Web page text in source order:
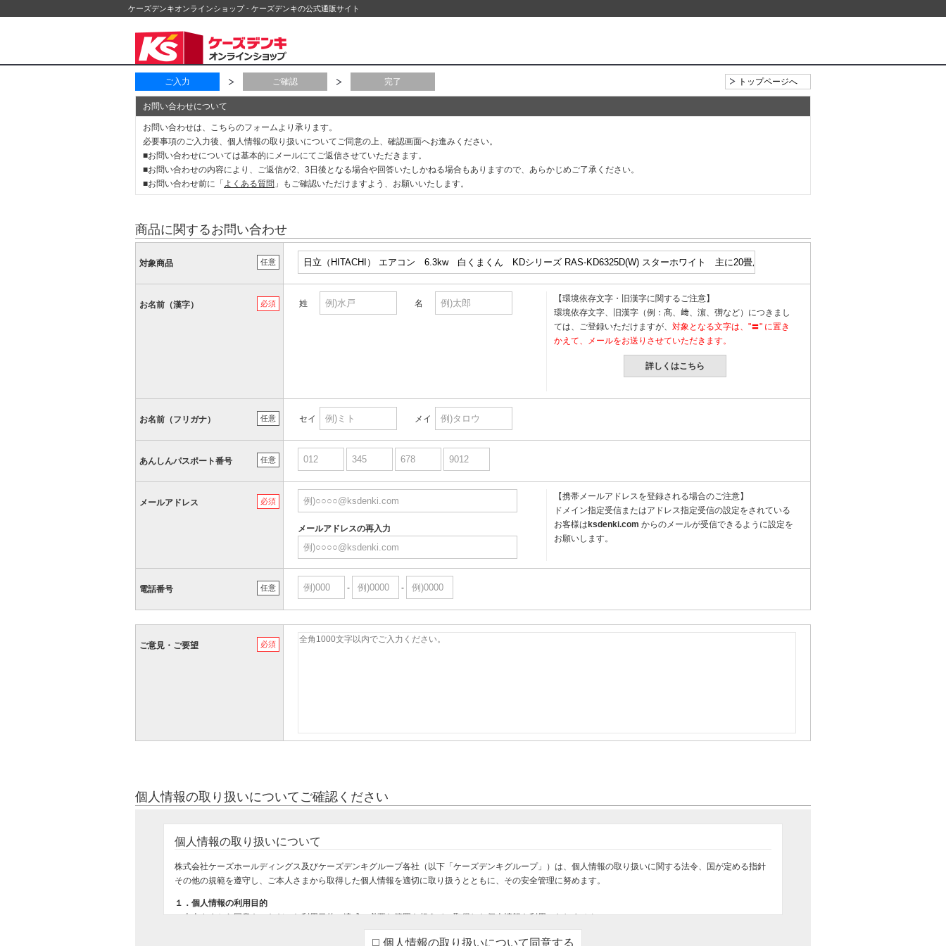
ケーズデンキオンラインショップ - ケーズデンキの公式通販サイト
ご入力 ご確認 完了 トップページへ
お問い合わせについて
お問い合わせは、こちらのフォームより承ります。
必要事項のご入力後、個人情報の取り扱いについてご同意の上、確認画面へお進みください。
■お問い合わせについては基本的にメールにてご返信させていただきます。
■お問い合わせの内容により、ご返信が2、3日後となる場合や回答いたしかねる場合もありますので、あらかじめご了承ください。
■お問い合わせ前に「 よくある質問 」もご確認いただけますよう、お願いいたします。
商品に関するお問い合わせ
任意
対象商品
必須
お名前（漢字） 姓 名
【環境依存文字・旧漢字に関するご注意】
環境依存文字、旧漢字（例：髙、﨑、濵、彅など）につきまし
ては、ご登録いただけますが、 対象となる文字は、"〓" に置き
かえて、メールをお送りさせていただきます。
詳しくはこちら
任意
お名前（フリガナ） セイ メイ
任意
あんしんパスポート番号
必須
メールアドレス
メールアドレスの再入力
【携帯メールアドレスを登録される場合のご注意】
ドメイン指定受信またはアドレス指定受信の設定をされている
お客様は ksdenki.com からのメールが受信できるように設定を
お願いします。
任意
電話番号 - -
必須
ご意見・ご要望
個人情報の取り扱いについてご確認ください
個人情報の取り扱いについて
株式会社ケーズホールディングス及びケーズデンキグループ各社（以下「ケーズデンキグループ」）は、個人情報の取り扱いに関する法令、国が定める指針
その他の規範を遵守し、ご本人さまから取得した個人情報を適切に取り扱うとともに、その安全管理に努めます。
１．個人情報の利用目的
ご本人さまから同意をいただいた利用目的の達成に必要な範囲を超えて、取得した個人情報を利用いたしません。
ご購入いただいた商品のお届け・設置・設定をさせていただくため
個人情報の取り扱いについて同意する